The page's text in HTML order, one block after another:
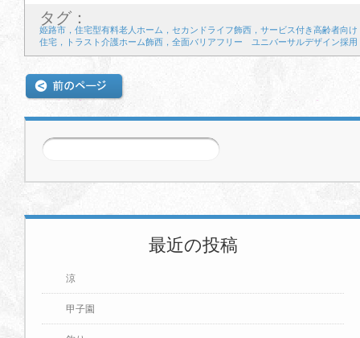
15 16 17 18 19 20 21
22 23 24 25 26 27 28
29 30
タグ：
姫路市，住宅型有料老人ホーム，セカンドライフ飾西，サービス付き高齢者向け
住宅，トラスト介護ホーム飾西，全面バリアフリー ユニバーサルデザイン採用
最近の投稿
涼
甲子園